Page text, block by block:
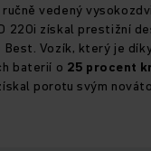
vedený
220i získal prestižní
Vozík, který je
baterií o 25 procent
porotu svým